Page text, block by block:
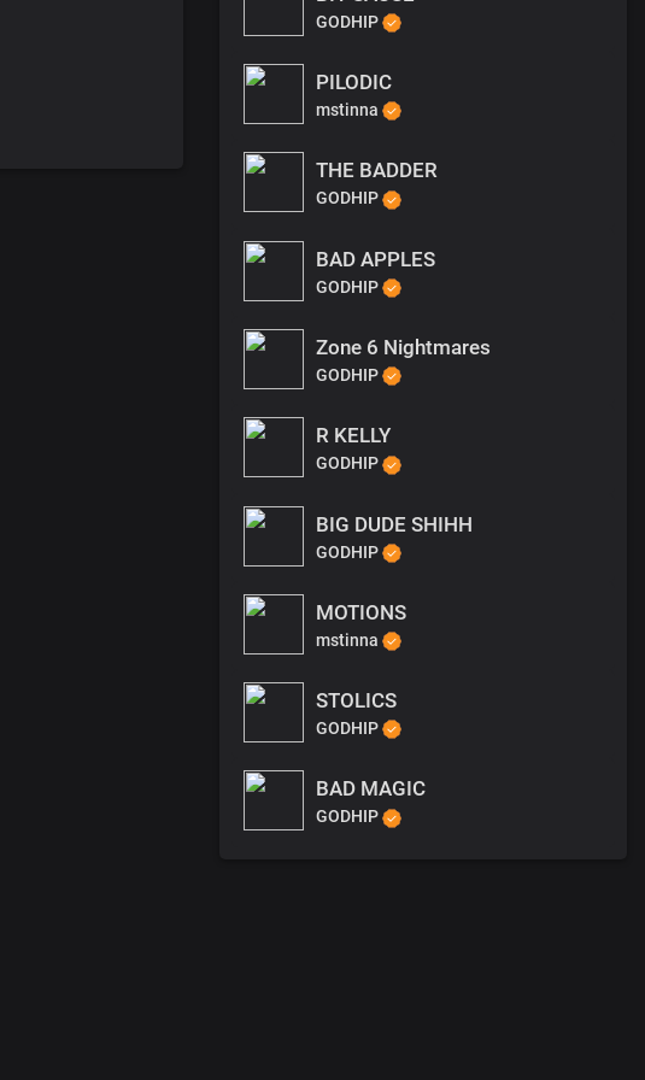
GODHIP
PILODIC
mstinna
THE BADDER
GODHIP
BAD APPLES
GODHIP
Zone 6 Nightmares
GODHIP
R KELLY
GODHIP
BIG DUDE SHIHH
GODHIP
MOTIONS
mstinna
STOLICS
GODHIP
BAD MAGIC
GODHIP